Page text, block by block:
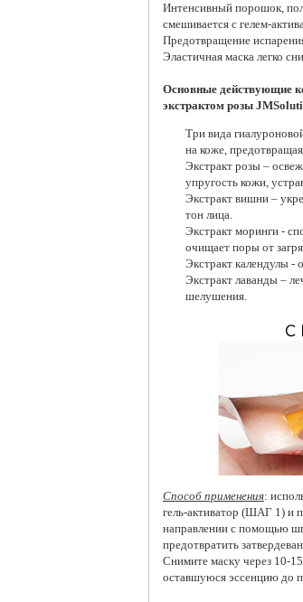
Интенсивный порошок,
смешивается с гелем-
Предотвращение
Эластичная маска легко
Основные действующие
экстрактом розы
Три вида
на коже,
Экстракт розы –
упругость кожи,
Экстракт вишни –
тон лица.
Экстракт моринги -
очищает поры от
Экстракт календулы -
Экстракт лаванды –
шелушения.
Способ применения:
гель-активатор (ШАГ 1) и
направлении с помощью
предотвратить
Снимите маску через 10-
оставшуюся эссенцию до